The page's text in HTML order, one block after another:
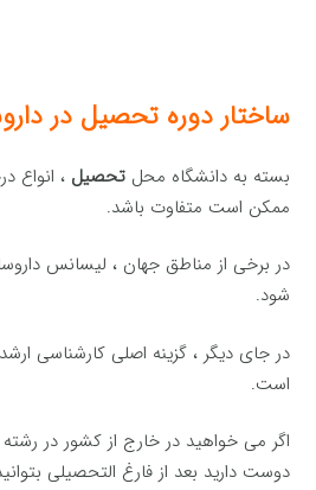
ساختار دوره تحصیل در
بسته به دانشگاه محلتحصیل، انواع
ممکن است متفاوت باشد.
شود.
است.
اگر می خواهید در خارج از کشور در
دوست دارید بعد از فارغ التحصیلی